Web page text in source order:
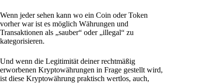
Wenn jeder sehen kann wo ein Coin oder Token
vorher war ist es möglich Währungen und
Transaktionen als „sauber“ oder „illegal“ zu
kategorisieren.
Und wenn die Legitimität deiner rechtmäßig
erworbenen Kryptowährungen in Frage gestellt wird,
ist diese Kryptowährung praktisch wertlos, auch,